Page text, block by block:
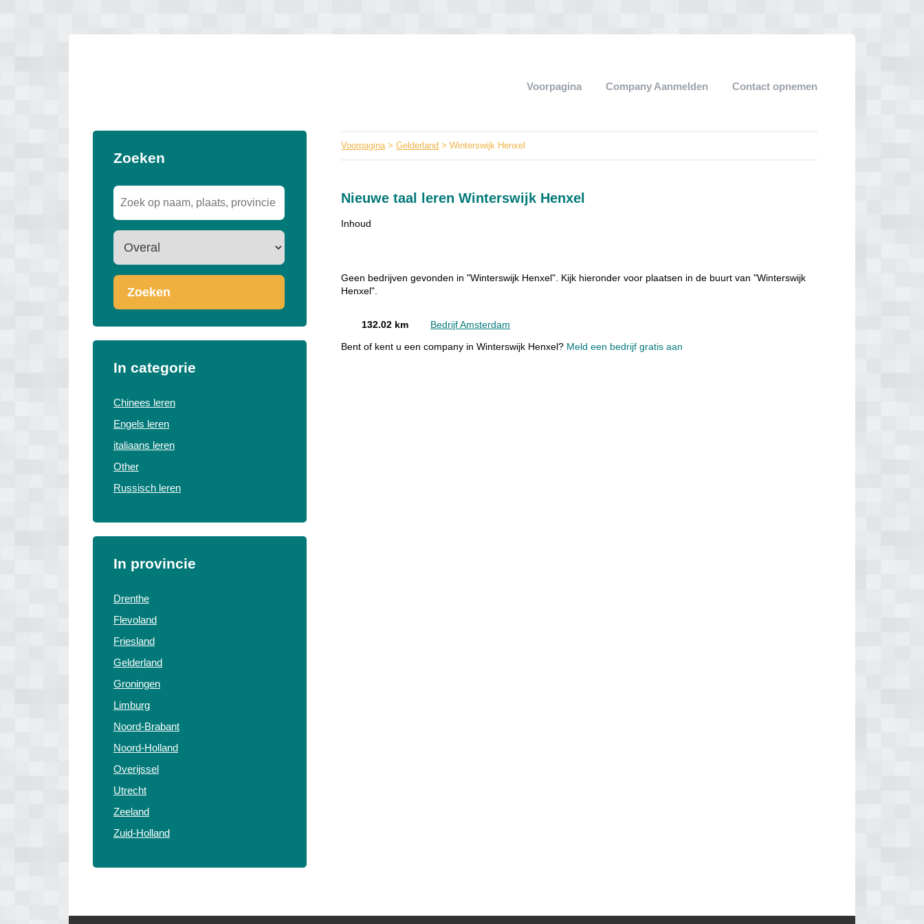
Voorpagina Company Aanmelden Contact opnemen
Zoeken
Zoeken
In categorie
Chinees leren
Engels leren
italiaans leren
Other
Russisch leren
In provincie
Drenthe
Flevoland
Friesland
Gelderland
Groningen
Limburg
Noord-Brabant
Noord-Holland
Overijssel
Utrecht
Zeeland
Zuid-Holland
Voorpagina>Gelderland > Winterswijk Henxel
Nieuwe taal leren Winterswijk Henxel
Inhoud
Geen bedrijven gevonden in "Winterswijk Henxel". Kijk hieronder voor plaatsen in de buurt van "Winterswijk
Henxel".
132.02 km Bedrijf Amsterdam
Bent of kent u een company in Winterswijk Henxel? Meld een bedrijf gratis aan